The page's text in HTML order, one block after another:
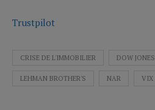
Trustpilot
CRISE DE L'IMMOBILIER DOW JONES
LEHMAN BROTHER'S NAR VIX